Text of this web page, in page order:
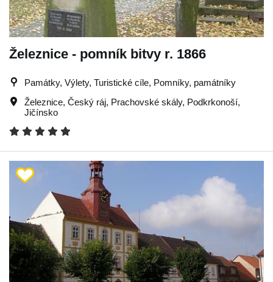
Železnice - pomník bitvy r. 1866
Památky, Výlety, Turistické cíle, Pomníky, památníky
Železnice, Český ráj, Prachovské skály, Podkrkonoší,
Jičínsko